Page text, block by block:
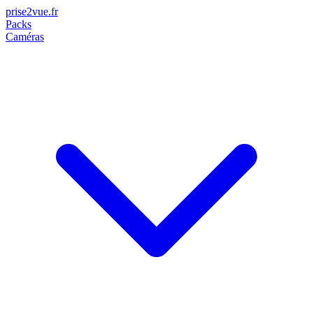
prise2vue.fr
Packs
Caméras